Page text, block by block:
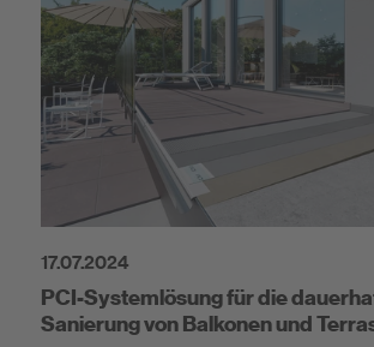
17.07.2024
PCI-Systemlösung für die
Sanierung von Balkonen und